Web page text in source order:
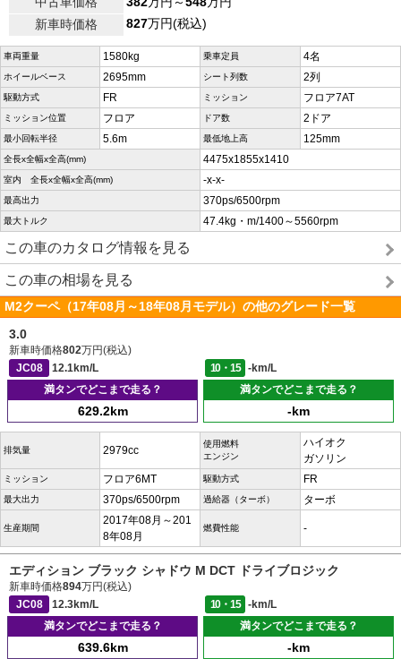
新車時価格
827万円(税込)
車両重量 1580kg 乗車定員 4名
ホイールベース 2695mm シート列数 2列
駆動方式 FR ミッション フロア7AT
ミッション位置 フロア ドア数 2ドア
最小回転半径 5.6m 最低地上高 125mm
全長x全幅x全高(mm) 4475x1855x1410
室内 全長x全幅x全高(mm) -x-x-
最高出力 370ps/6500rpm
最大トルク 47.4kg・m/1400～5560rpm
この車のカタログ情報を見る
この車の相場を見る
M2クーペ（17年08月～18年08月モデル）の他のグレード一覧
3.0
新車時価格802万円(税込)
JC08
12.1km/L 10・15
-km/L
満タンでどこまで走る？
629.2km
満タンでどこまで走る？
-km
排気量 2979cc
使用燃料
エンジン
ハイオク
ガソリン
ミッション フロア6MT 駆動方式 FR
最大出力 370ps/6500rpm 過給器（ターボ） ターボ
生産期間
2017年08月～201
8年08月
燃費性能 -
エディション ブラック シャドウ M DCT ドライブロジック
新車時価格894万円(税込)
JC08
12.3km/L 10・15
-km/L
満タンでどこまで走る？
639.6km
満タンでどこまで走る？
-km